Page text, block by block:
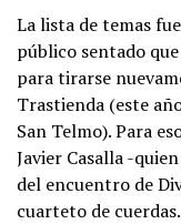
La lista de temas
público sentado
para tirarse
Trastienda (este
San Telmo). Para
Javier Casalla -
del encuentro de
cuarteto de cuerdas.